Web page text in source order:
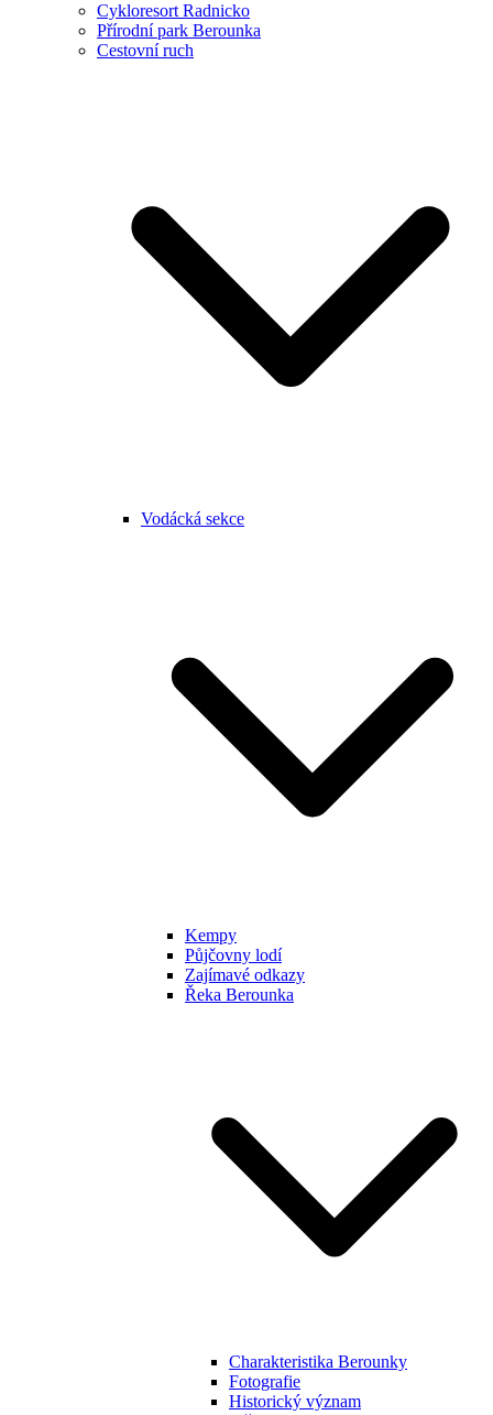
Cykloresort Radnicko
Přírodní park Berounka
Cestovní ruch
Vodácká sekce
Kempy
Půjčovny lodí
Zajímavé odkazy
Řeka Berounka
Charakteristika Berounky
Fotografie
Historický význam